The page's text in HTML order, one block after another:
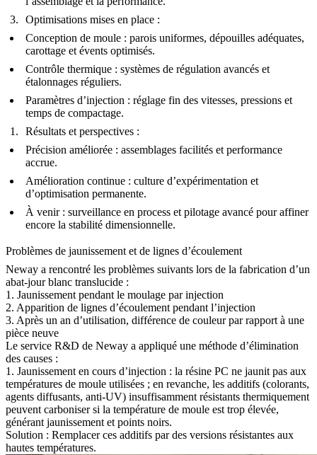
Optimisations mises en place :
Conception de moule : parois uniformes, dépouilles adéquates,
carottage et évents optimisés.
Contrôle thermique : systèmes de régulation avancés et
étalonnages réguliers.
Paramètres d’injection : réglage fin des vitesses, pressions et
temps de compactage.
Résultats et perspectives :
Précision améliorée : assemblages facilités et performance
accrue.
Amélioration continue : culture d’expérimentation et
d’optimisation permanente.
À venir : surveillance en process et pilotage avancé pour affiner
encore la stabilité dimensionnelle.
Problèmes de jaunissement et de lignes d’écoulement
Neway a rencontré les problèmes suivants lors de la fabrication d’un
abat-jour blanc translucide :
1. Jaunissement pendant le moulage par injection
2. Apparition de lignes d’écoulement pendant l’injection
3. Après un an d’utilisation, différence de couleur par rapport à une
pièce neuve
Le service R&D de Neway a appliqué une méthode d’élimination
des causes :
1. Jaunissement en cours d’injection : la résine PC ne jaunit pas aux
températures de moule utilisées ; en revanche, les additifs (colorants,
agents diffusants, anti-UV) insuffisamment résistants thermiquement
peuvent carboniser si la température de moule est trop élevée,
générant jaunissement et points noirs.
Solution : Remplacer ces additifs par des versions résistantes aux
hautes températures.